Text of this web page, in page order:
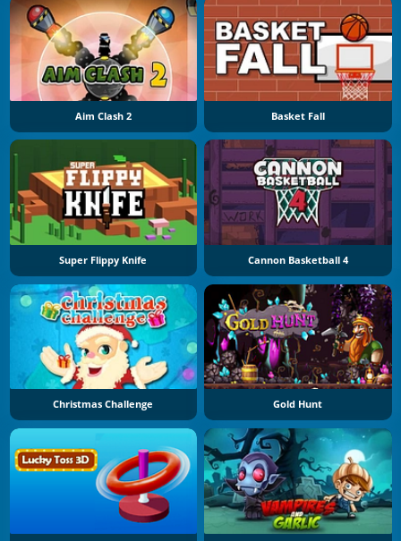
Aim Clash 2 Basket Fall
Super Flippy Knife Cannon Basketball 4
Christmas Challenge Gold Hunt